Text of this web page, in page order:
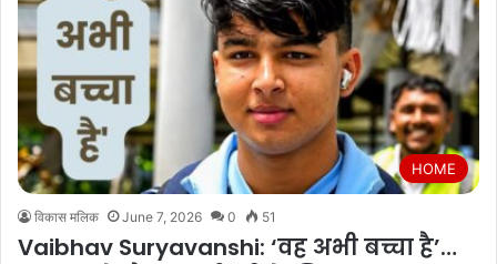
HOME
विकास मलिक June 7, 2026 0 51
Vaibhav Suryavanshi: ‘वह अभी बच्चा है’…